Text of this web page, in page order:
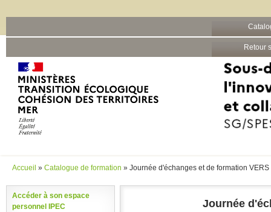
Retour
Vous êtes ici
Accueil » Catalogue de formation » Journée d'échanges et de formation
Accéder à son espace
personnel IPEC
Journée